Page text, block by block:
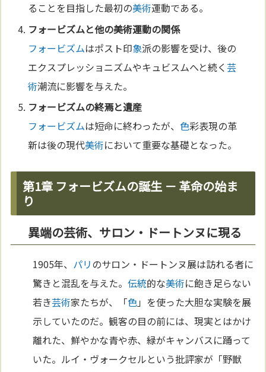
ることを目指した最初の美術運動である。
フォービズムと他の美術運動の関係
フォービズムはポスト印象派の影響を受け、後の
エクスプレッショニズムやキュビスムへと続く芸
術潮流に影響を与えた。
フォービズムの終焉と遺産
フォービズムは短命に終わったが、色彩表現の革
新は後の現代美術において重要な基礎となった。
第1章 フォービズムの誕生 － 革命の始ま
り
異端の芸術、サロン・ドートンヌに現る
1905年、 パリのサロン・ドートンヌ展は訪れる者に
驚きと混乱を与えた。伝統的な美術に飽き足らない
若き芸術家たちが、「色」を使った大胆な実験を展
示していたのだ。観客の目の前には、現実とはかけ
離れた、鮮やかな青や赤、緑がキャンバスに踊って
いた。ルイ・ヴォークセルという批評家が「野獣